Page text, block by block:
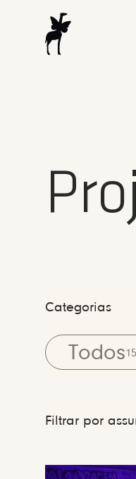
Categorias
Todos
Filtrar por